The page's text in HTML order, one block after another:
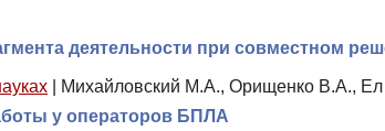
деятельности при совместном
Михайловский М.А., Орищенко В.А.,
у операторов БПЛА